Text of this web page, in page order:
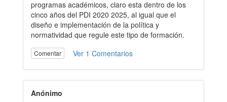
programas académicos, claro esta dentro de los
cinco años del PDI 2020 2025, al igual que el
diseño e implementación de la política y
normatividad que regule este tipo de formación.
Comentar Ver 1 Comentarios
Anónimo